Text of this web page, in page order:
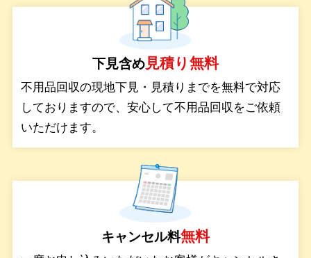
料金
対応エリア
お客様の声
下見含め見積り無料
不用品回収の現地下見・見積りまでを無料で対応
しておりますので、安心して不用品回収をご依頼
いただけます。
キャンセル料無料